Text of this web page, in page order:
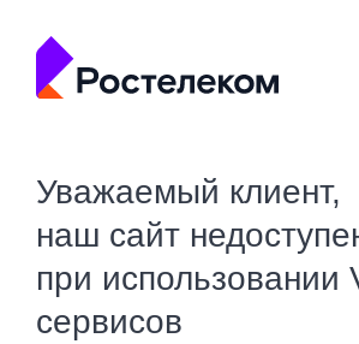
Уважаемый клиент,
наш сайт
при использовании
сервисов